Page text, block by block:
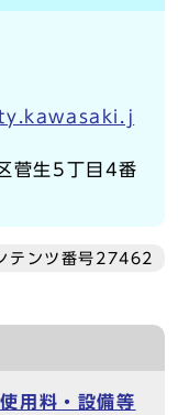
菅生5丁目4番
テンツ番号27462
用料・設備等